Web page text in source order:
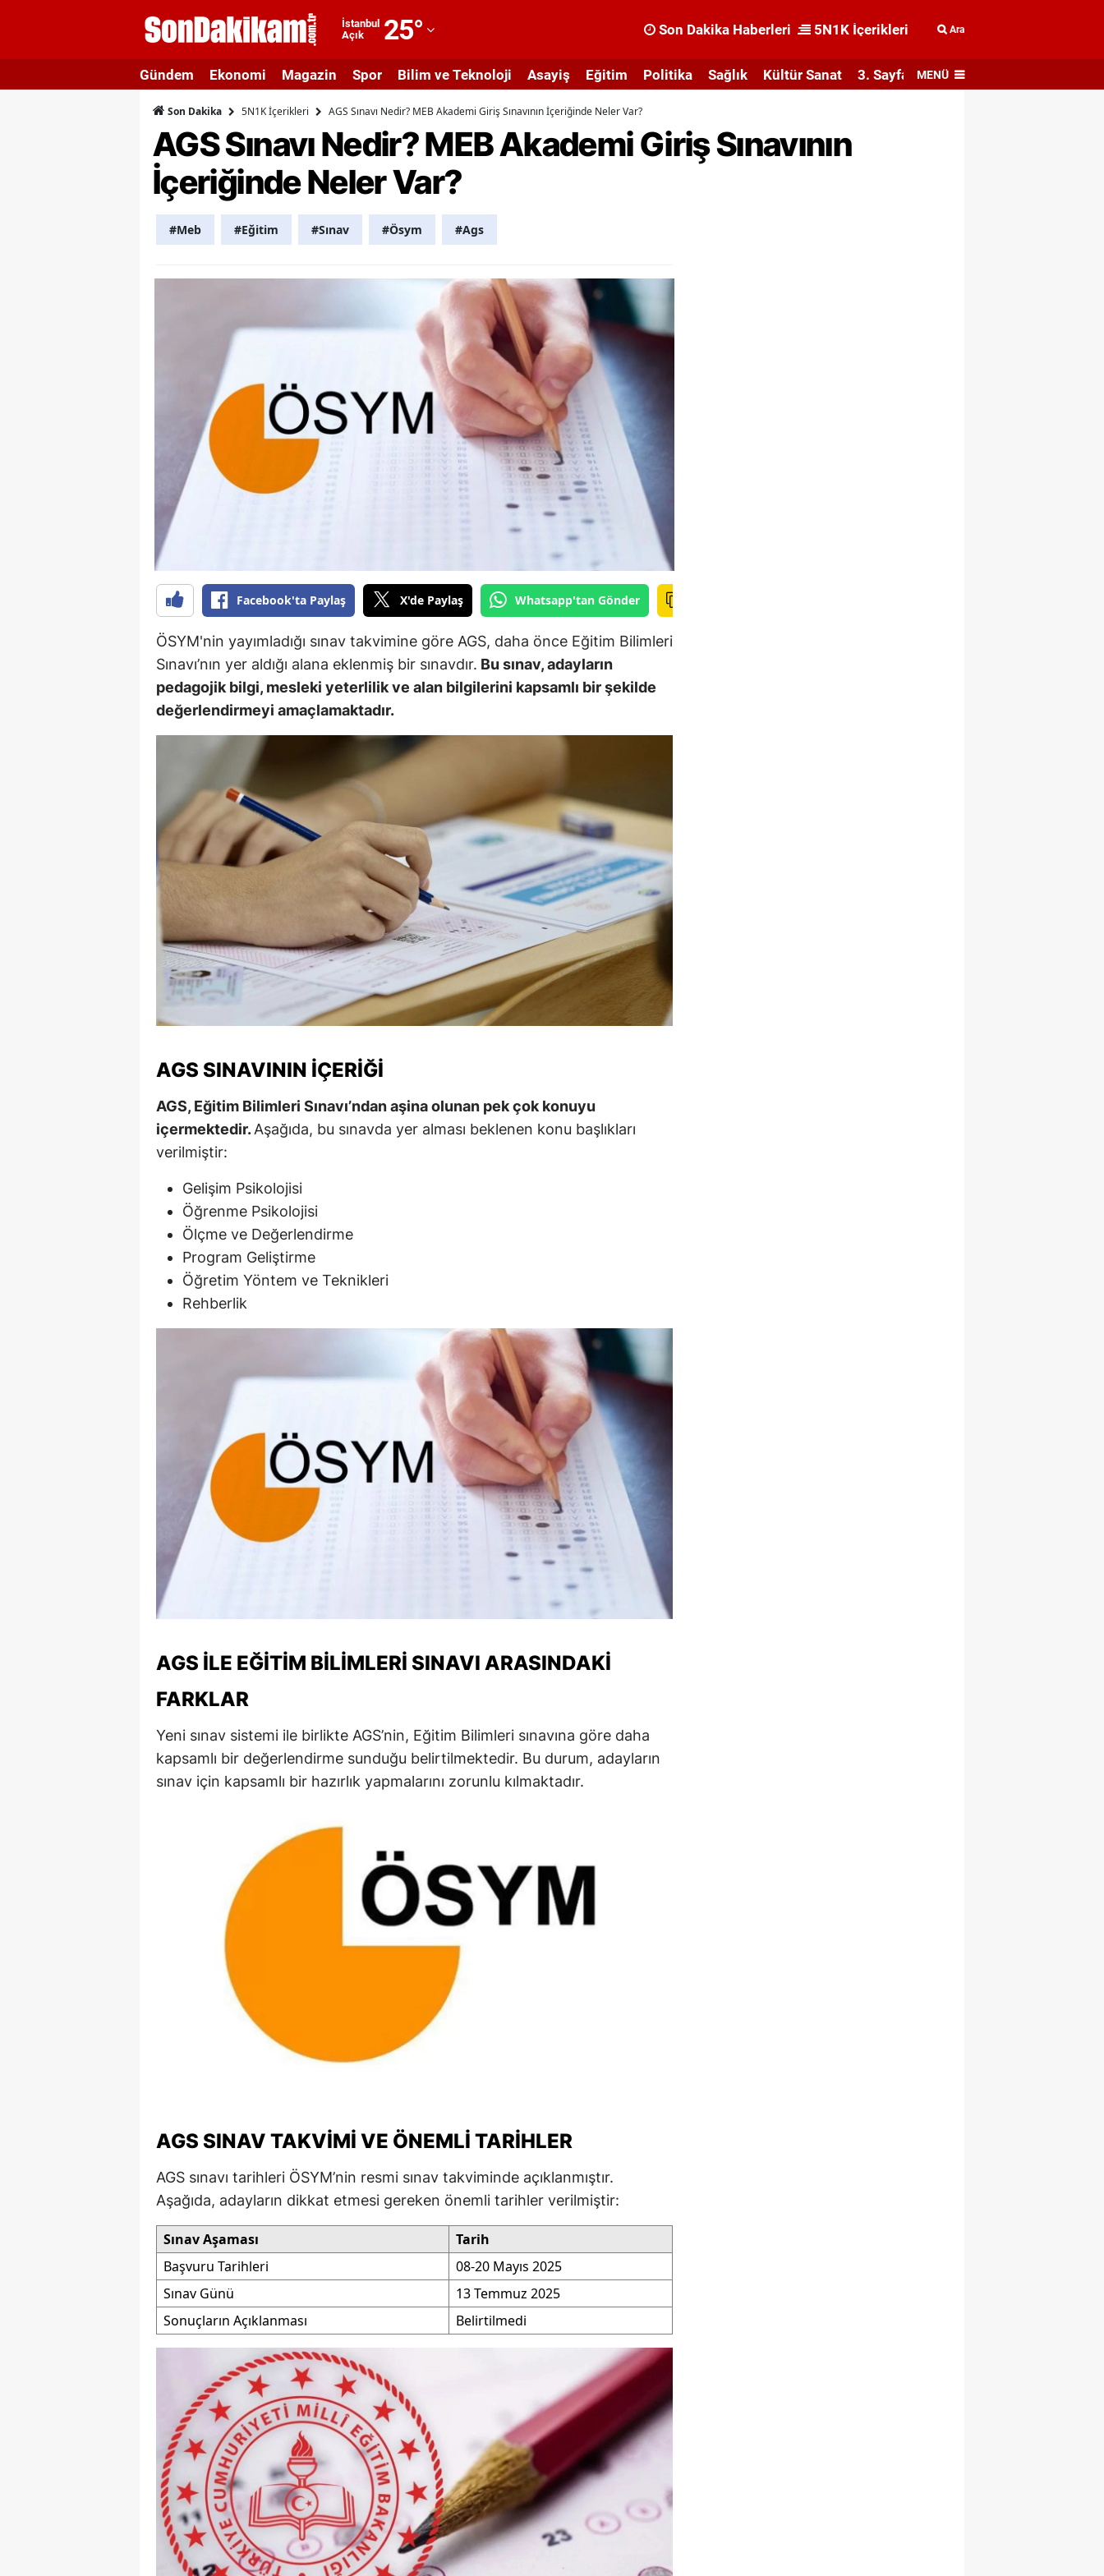
İstanbul
Açık
25°
Adıyaman
Afyonkarahisar
Ağrı
Amasya
Ankara
Bingöl
Çanakkale
Çankırı
Çorum
Denizli
Edirne
Elazığ
Erzincan
Erzurum
Eskişehir
Gaziantep
Giresun
Gümüşhane
Hakkari
Hatay
Mersin
Kırklareli
Kütahya
Muş
Niğde
Ordu
Samsun
Siirt
Şanlıurfa
Uşak
Van
Aksaray
Bayburt
Karaman
Kırıkkale
Batman
Şırnak
Bartın
Ardahan
Son Dakika Haberleri 5N1K İçerikleri Ara
Gündem Ekonomi Magazin Spor Bilim ve Teknoloji Asayiş Eğitim Politika Sağlık Kültür Sanat 3. Sayfa MENÜ
Son Dakika 5N1K İçerikleri AGS Sınavı Nedir? MEB Akademi Giriş Sınavının İçeriğinde Neler Var?
AGS Sınavı Nedir? MEB Akademi Giriş Sınavının
İçeriğinde Neler Var?
#Meb #Eğitim #Sınav #Ösym #Ags
Facebook'ta Paylaş X'de Paylaş Whatsapp'tan Gönder
ÖSYM'nin yayımladığı sınav takvimine göre AGS, daha önce Eğitim Bilimleri
Sınavı’nın yer aldığı alana eklenmiş bir sınavdır. Bu sınav, adayların
pedagojik bilgi, mesleki yeterlilik ve alan bilgilerini kapsamlı bir şekilde
değerlendirmeyi amaçlamaktadır.
AGS SINAVININ İÇERIĞI
AGS, Eğitim Bilimleri Sınavı’ndan aşina olunan pek çok konuyu
içermektedir.Aşağıda, bu sınavda yer alması beklenen konu başlıkları
verilmiştir:
Gelişim Psikolojisi
Öğrenme Psikolojisi
Ölçme ve Değerlendirme
Program Geliştirme
Öğretim Yöntem ve Teknikleri
Rehberlik
AGS ILE EĞITIM BILIMLERI SINAVI ARASINDAKI
FARKLAR
Yeni sınav sistemi ile birlikte AGS’nin, Eğitim Bilimleri sınavına göre daha
kapsamlı bir değerlendirme sunduğu belirtilmektedir. Bu durum, adayların
sınav için kapsamlı bir hazırlık yapmalarını zorunlu kılmaktadır.
AGS SINAV TAKVIMI VE ÖNEMLI TARIHLER
AGS sınavı tarihleri ÖSYM’nin resmi sınav takviminde açıklanmıştır.
Aşağıda, adayların dikkat etmesi gereken önemli tarihler verilmiştir:
Sınav Aşaması
Tarih
Başvuru Tarihleri
08-20 Mayıs 2025
Sınav Günü
13 Temmuz 2025
Sonuçların Açıklanması
Belirtilmedi